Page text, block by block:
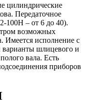
цилиндрические
Передаточное
100Н – от 6 до 40).
возможных
Имеется исполнение с
шлицевого и
вала. Есть
приборов